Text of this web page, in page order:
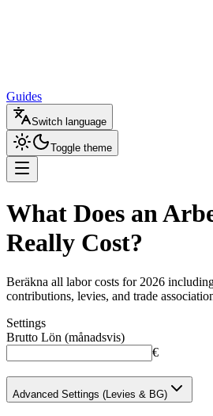
Guides
Switch language
Toggle theme
What Does an
Really Cost?
Beräkna all labor costs for 2026
contributions, levies, and trade
Settings
Brutto Lön (månadsvis)
€
Advanced Settings (Levies & BG)